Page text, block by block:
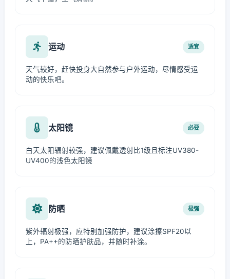
运动 适宜
天气较好，赶快投身大自然参与户外运动，尽情感受运
动的快乐吧。
太阳镜 必要
白天太阳辐射较强，建议佩戴透射比1级且标注UV380-
UV400的浅色太阳镜
防晒 极强
紫外辐射极强，应特别加强防护，建议涂擦SPF20以
上，PA++的防晒护肤品，并随时补涂。